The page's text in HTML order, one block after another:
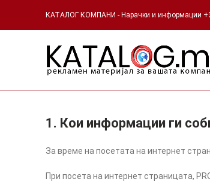
КАТАЛОГ КОМПАНИ - Нарачки и информации
1. Кои информации ги
За време на посетата на интернет
При посета на интернет страницата,